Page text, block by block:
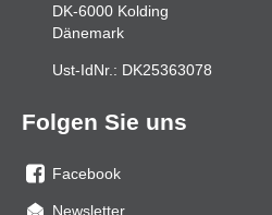
DK-6000 Kolding
Dänemark
Ust-IdNr.: DK25363078
Folgen Sie uns
Sie
Facebook
Newsletter